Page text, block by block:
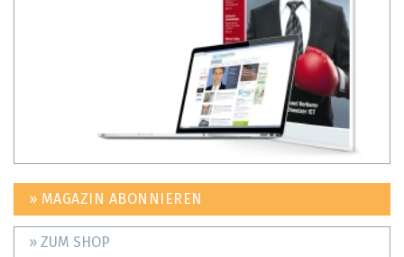
» MAGAZIN ABONNIEREN
» ZUM SHOP